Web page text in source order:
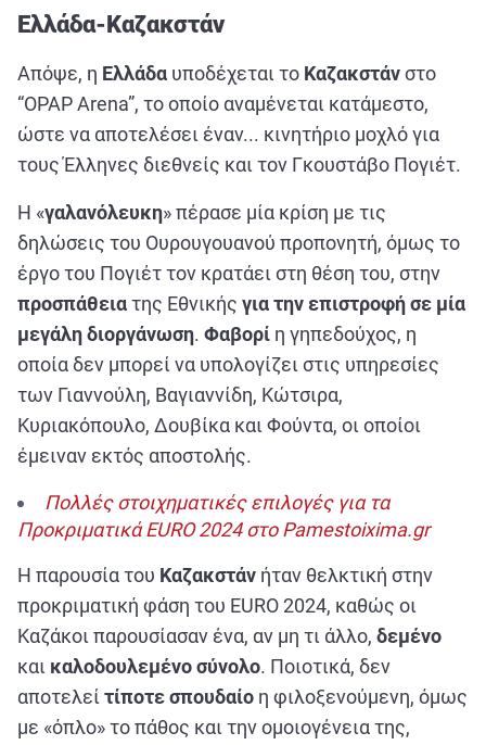
Εξυπηρέτηση Πελατών
Ελλάδα-Καζακστάν
Απόψε, η Ελλάδα υποδέχεται το Καζακστάνστο
“OPAP Arena”, το οποίο αναμένεται κατάμεστο,
ώστε να αποτελέσει έναν... κινητήριο μοχλό για
τους Έλληνες διεθνείς και τον Γκουστάβο Πογιέτ.
Η «γαλανόλευκη» πέρασε μία κρίση με τις
δηλώσεις του Ουρουγουανού προπονητή, όμως το
έργο του Πογιέτ τον κρατάει στη θέση του, στην
προσπάθειατης Εθνικής για την επιστροφή σε μία
μεγάλη διοργάνωση. Φαβορί η γηπεδούχος, η
οποία δεν μπορεί να υπολογίζει στις υπηρεσίες
των Γιαννούλη, Βαγιαννίδη, Κώτσιρα,
Κυριακόπουλο, Δουβίκα και Φούντα, οι οποίοι
έμειναν εκτός αποστολής.
Πολλές στοιχηματικές επιλογές για τα
Προκριματικά EURO 2024 στο Pamestoixima.gr
Η παρουσία του Καζακστάν ήταν θελκτική στην
προκριματική φάση του EURO 2024, καθώς οι
Καζάκοι παρουσίασαν ένα, αν μη τι άλλο, δεμένο
και καλοδουλεμένοσύνολο. Ποιοτικά, δεν
αποτελεί τίποτε σπουδαίο η φιλοξενούμενη, όμως
με «όπλο» το πάθος και την ομοιογένεια της,